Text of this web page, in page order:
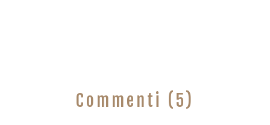
Commenti (5)